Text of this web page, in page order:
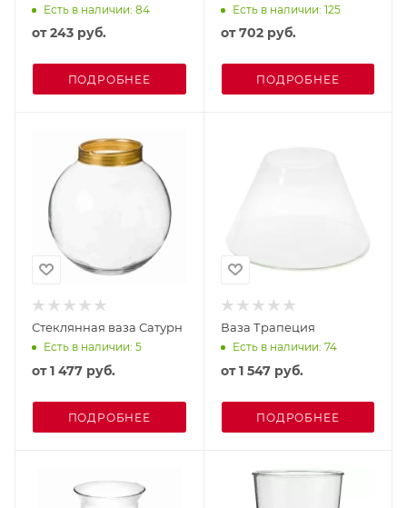
Есть в наличии: 84
от243 руб.
ПОДРОБНЕЕ
Есть в наличии: 125
от702 руб.
ПОДРОБНЕЕ
Стеклянная ваза Сатурн
Есть в наличии: 5
от1 477 руб.
ПОДРОБНЕЕ
Ваза Трапеция
Есть в наличии: 74
от1 547 руб.
ПОДРОБНЕЕ